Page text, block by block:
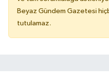
Beyaz Gündem Gazetesi
tutulamaz.